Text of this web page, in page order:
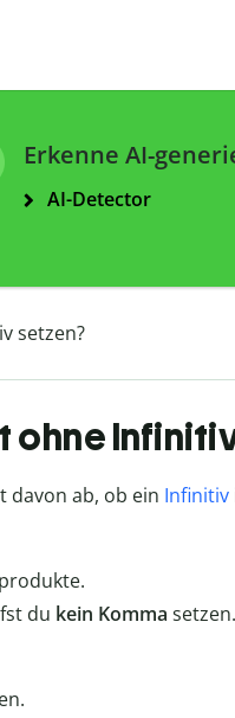
Erkenne AI-
AI-Detector
setzen?
ohne
davon ab, ob ein Infinitiv
du kein Komma setzen.